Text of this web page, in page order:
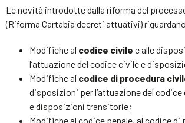
Le novità introdotte dalla riforma del
(Riforma Cartabia decreti attuativi)
Modifiche al codice civile e alle
l’attuazione del codice civile e
Modifiche al codice di procedura
disposizioni per l’attuazione del
e disposizioni transitorie;
Modifiche al codice penale, al codice di